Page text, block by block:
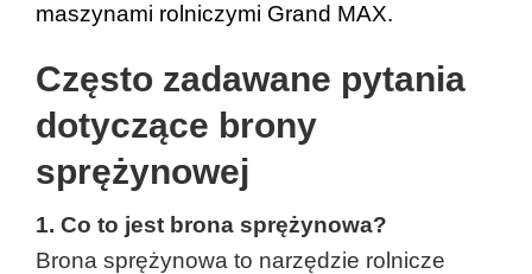
maszynami rolniczymi Grand MAX.
Często zadawane pytania
dotyczące brony
sprężynowej
1. Co to jest brona sprężynowa?
Brona sprężynowa to narzędzie rolnicze